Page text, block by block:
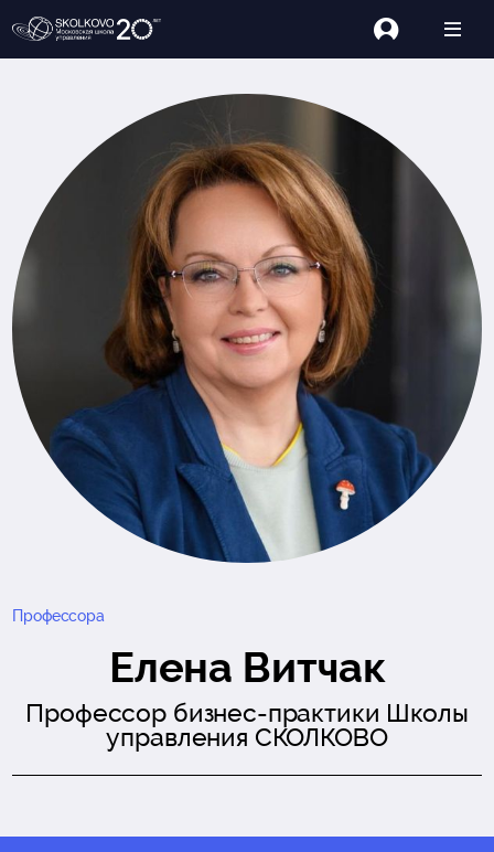
Профессора
Елена Витчак
Профессор бизнес-практики Школы
управления СКОЛКОВО